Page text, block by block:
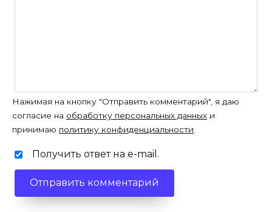
Нажимая на кнопку "Отправить комментарий", я даю
согласие на обработку персональных данных и
принимаю политику конфиденциальности
Получить ответ на e-mail.